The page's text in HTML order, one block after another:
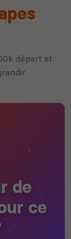
départ et
de
ce